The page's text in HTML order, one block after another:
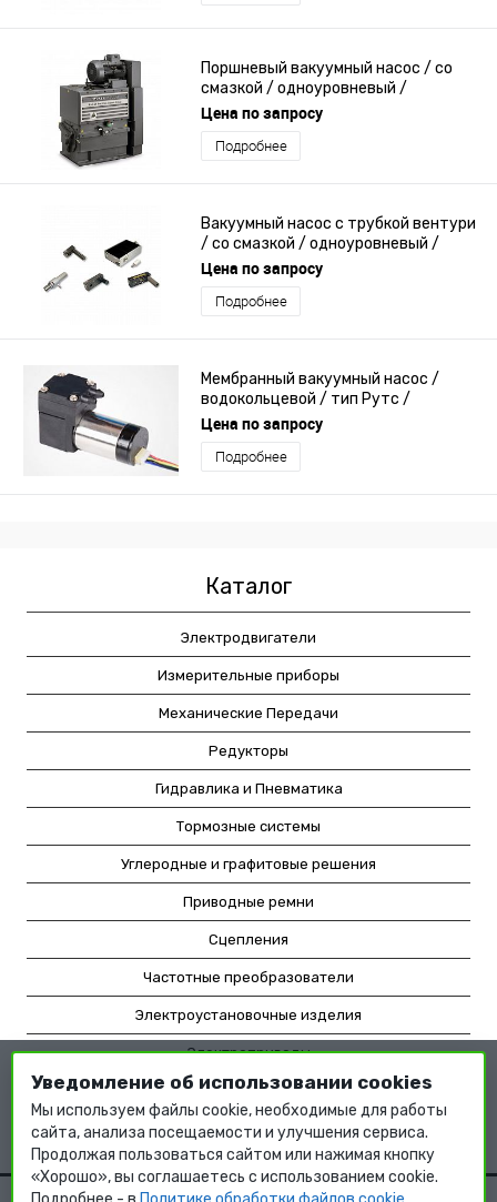
Поршневый вакуумный насос / со
смазкой / одноуровневый /
маслонепроницаемый
Цена по запросу
Подробнее
Вакуумный насос с трубкой вентури
/ со смазкой / одноуровневый /
миниатюрный
Цена по запросу
Подробнее
Мембранный вакуумный насос /
водокольцевой / тип Рутс /
центробежный
Цена по запросу
Подробнее
Каталог
Электродвигатели
Измерительные приборы
Механические Передачи
Редукторы
Гидравлика и Пневматика
Тормозные системы
Углеродные и графитовые решения
Приводные ремни
Сцепления
Частотные преобразователи
Электроустановочные изделия
Электроприводы
Насосное оборудование
Мотор-редукторы
Уведомление об использовании cookies
Мы используем файлы cookie, необходимые для работы
сайта, анализа посещаемости и улучшения сервиса.
Продолжая пользоваться сайтом или нажимая кнопку
«Хорошо», вы соглашаетесь с использованием cookie.